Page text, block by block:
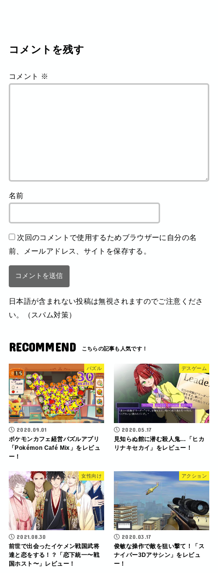
コメントを残す
コメント ※
名前
次回のコメントで使用するためブラウザーに自分の名
前、メールアドレス、サイトを保存する。
日本語が含まれない投稿は無視されますのでご注意くださ
い。（スパム対策）
RECOMMEND
パズル
2020.09.01
ポケモンカフェ経営パズルアプリ
「Pokémon Café Mix」をレビュ
ー！
デスゲーム
2020.05.17
見知らぬ館に潜む殺人鬼…「ヒカ
リナキセカイ」をレビュー！
女性向け
2021.08.30
前世で出会ったイケメン戦国武将
達と恋をする！？「恋下統一〜戦
国ホスト〜」レビュー！
アクション
2020.03.17
俊敏な操作で敵を狙い撃て！「ス
ナイパー3Dアサシン」をレビュ
ー！